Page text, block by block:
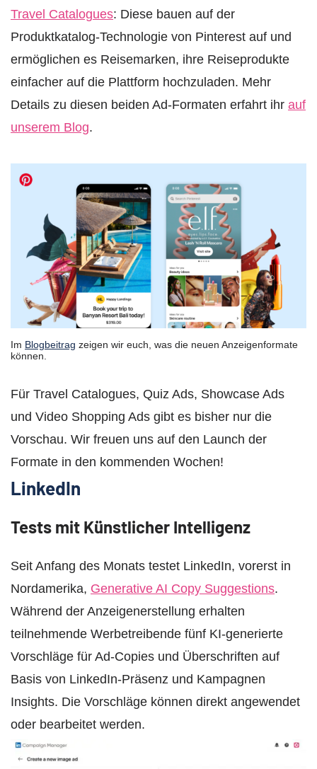
Travel Catalogues: Diese bauen auf der
Produktkatalog-Technologie von Pinterest auf und
ermöglichen es Reisemarken, ihre Reiseprodukte
einfacher auf die Plattform hochzuladen. Mehr
Details zu diesen beiden Ad-Formaten erfahrt ihr auf
unserem Blog.
Im Blogbeitrag zeigen wir euch, was die neuen Anzeigenformate
können.
Für Travel Catalogues, Quiz Ads, Showcase Ads
und Video Shopping Ads gibt es bisher nur die
Vorschau. Wir freuen uns auf den Launch der
Formate in den kommenden Wochen!
LinkedIn
Tests mit Künstlicher Intelligenz
Seit Anfang des Monats testet LinkedIn, vorerst in
Nordamerika, Generative AI Copy Suggestions.
Während der Anzeigenerstellung erhalten
teilnehmende Werbetreibende fünf KI-generierte
Vorschläge für Ad-Copies und Überschriften auf
Basis von LinkedIn-Präsenz und Kampagnen
Insights. Die Vorschläge können direkt angewendet
oder bearbeitet werden.